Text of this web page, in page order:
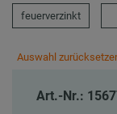
feuerverzinkt
Auswahl
Art.-Nr.: